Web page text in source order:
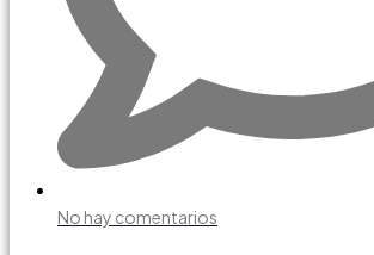
No hay comentarios